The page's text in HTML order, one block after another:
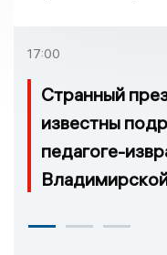
17:00
Странный
известны
педагоге-